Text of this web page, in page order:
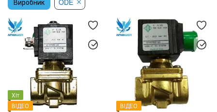
Виробник ODE
Хіт
ВІДЕО
ВІДЕО